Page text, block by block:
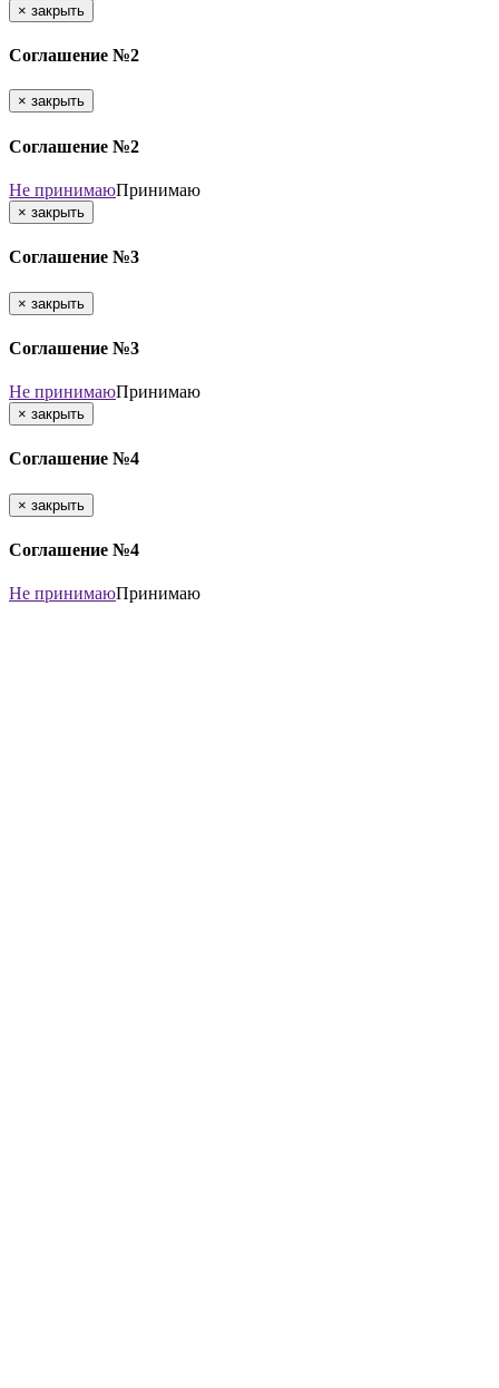
× закрыть
Соглашение №2
× закрыть
Соглашение №2
Не принимаюПринимаю
× закрыть
Соглашение №3
× закрыть
Соглашение №3
Не принимаюПринимаю
× закрыть
Соглашение №4
× закрыть
Соглашение №4
Не принимаюПринимаю